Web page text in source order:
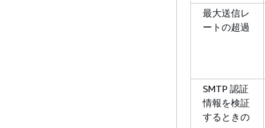
最大送信レ
ートの超過
SMTP 認証
情報を検証
するときの